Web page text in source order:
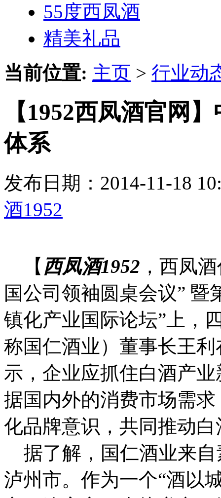
55度西凤酒
精美礼品
当前位置: 主页 > 行业动
【1952西凤酒官网
体系
发布日期：2014-11-18
酒1952
【 西凤酒1952 ，西凤
国公司领袖圆桌会议” 暨
镇化产业国际论坛”上，
称国仁酒业）董事长王
示，企业应抓住白酒产
据国内外的消费市场需
化品牌意识，共同推动
据了解，国仁酒业来自
泸州市。作为一个“酒以